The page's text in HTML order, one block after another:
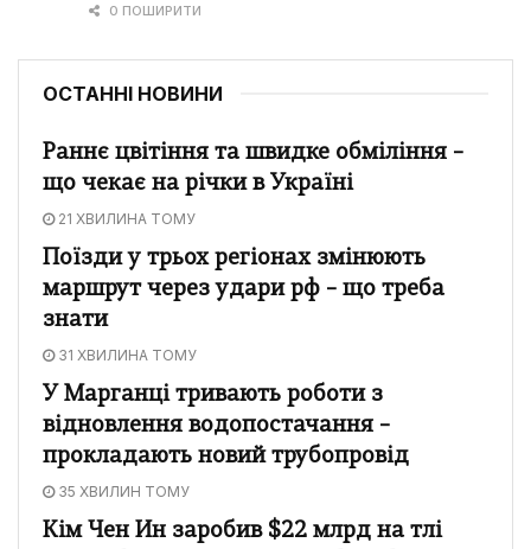
0 ПОШИРИТИ
ОСТАННІ НОВИНИ
Раннє цвітіння та швидке обміління –
що чекає на річки в Україні
21 ХВИЛИНА ТОМУ
Поїзди у трьох регіонах змінюють
маршрут через удари рф – що треба
знати
31 ХВИЛИНА ТОМУ
У Марганці тривають роботи з
відновлення водопостачання –
прокладають новий трубопровід
35 ХВИЛИН ТОМУ
Кім Чен Ин заробив $22 млрд на тлі